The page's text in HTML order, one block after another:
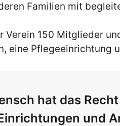
Familien mit
Verein 150 Mitglieder
eine Pflegeeinrichtung
hat das
und